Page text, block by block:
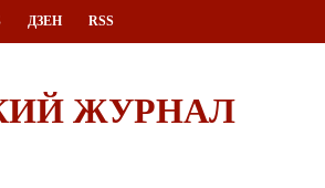
ДЗЕН RSS
ЖУРНАЛ